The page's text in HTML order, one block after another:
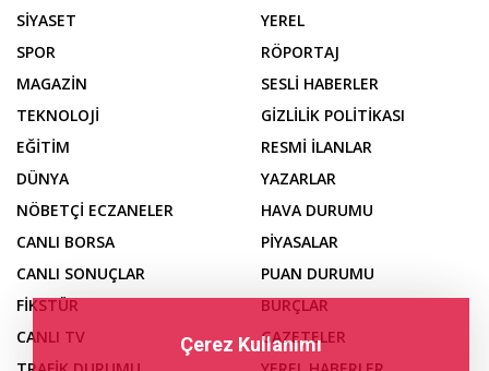
SİYASET
SPOR
MAGAZİN
TEKNOLOJİ
EĞİTİM
DÜNYA
YEREL
RÖPORTAJ
SESLİ HABERLER
GİZLİLİK POLİTİKASI
RESMİ İLANLAR
YAZARLAR
NÖBETÇİ ECZANELER
CANLI BORSA
CANLI SONUÇLAR
FİKSTÜR
CANLI TV
HAVA DURUMU
PİYASALAR
PUAN DURUMU
BURÇLAR
GAZETELER
Çerez Kullanımı